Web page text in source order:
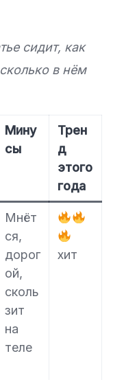
сидит, как
в нём
Мину
сы
Трен
д
этого
года
Мнёт
ся,
дорог
ой,
сколь
зит
на
теле
хит